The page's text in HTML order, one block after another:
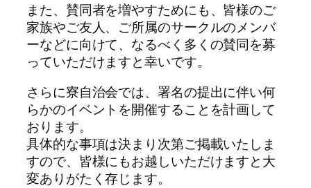
また、賛同者を増やすためにも、皆様のご
家族やご友人、ご所属のサークルのメンバ
ーなどに向けて、なるべく多くの賛同を募
っていただけますと幸いです。
さらに寮自治会では、署名の提出に伴い何
らかのイベントを開催することを計画して
おります。
具体的な事項は決まり次第ご掲載いたしま
すので、皆様にもお越しいただけますと大
変ありがたく存じます。